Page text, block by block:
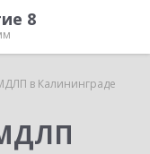
8
в Калининграде